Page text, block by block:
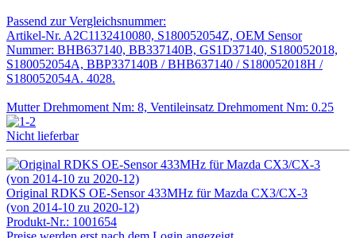
Passend zur Vergleichsnummer:
Artikel-Nr. A2C1132410080, S180052054Z, OEM Sensor
Nummer: BHB637140, BB337140B, GS1D37140, S180052018,
S180052054A, BBP337140B / BHB637140 / S180052018H /
S180052054A. 4028.
Mutter Drehmoment Nm: 8, Ventileinsatz Drehmoment Nm: 0.25
Nicht lieferbar
Original RDKS OE-Sensor 433MHz für Mazda CX3/CX-3
(von 2014-10 zu 2020-12)
Produkt-Nr.: 1001654